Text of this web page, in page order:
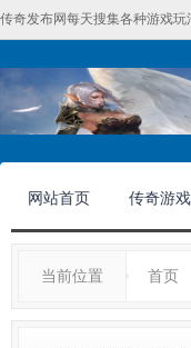
传奇发布网每天搜集各种游戏
网站首页 传奇游
当前位置 首页